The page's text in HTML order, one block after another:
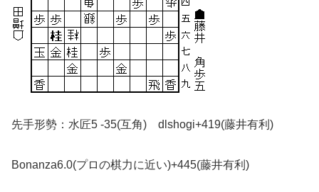
先手形勢：水匠5 -35(互角) dlshogi+419(藤井有利)
Bonanza6.0(プロの棋力に近い)+445(藤井有利)